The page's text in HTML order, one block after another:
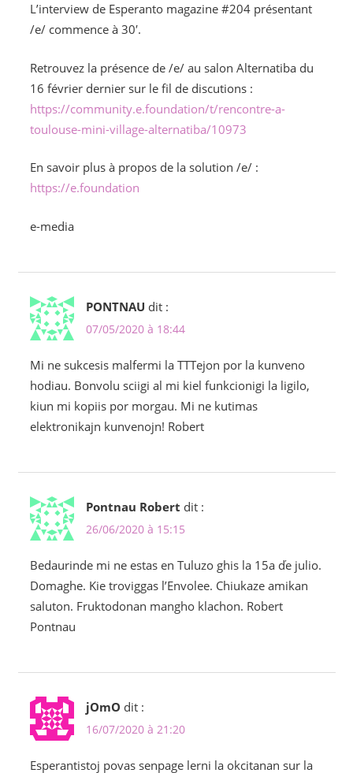
L’interview de Esperanto magazine #204 présentant
/e/ commence à 30′.
Retrouvez la présence de /e/ au salon Alternatiba du
16 février dernier sur le fil de discutions :
https://community.e.foundation/t/rencontre-a-
toulouse-mini-village-alternatiba/10973
En savoir plus à propos de la solution /e/ :
https://e.foundation
e-media
PONTNAU dit :
07/05/2020 à 18:44
Mi ne sukcesis malfermi la TTTejon por la kunveno
hodiau. Bonvolu sciigi al mi kiel funkcionigi la ligilo,
kiun mi kopiis por morgau. Mi ne kutimas
elektronikajn kunvenojn! Robert
Pontnau Robert dit :
26/06/2020 à 15:15
Bedaurinde mi ne estas en Tuluzo ghis la 15a ďe julio.
Domaghe. Kie troviggas l’Envolee. Chiukaze amikan
saluton. Fruktodonan mangho klachon. Robert
Pontnau
jOmO dit :
16/07/2020 à 21:20
Esperantistoj povas senpage lerni la okcitanan sur la